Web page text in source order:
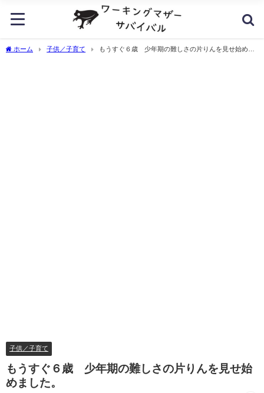
ホーム 子供／子育て
もうすぐ６歳 少年期の難しさの片りんを見せ始めま
子供／子育て
もうすぐ６歳 少年期の難しさの片りんを見せ始
めました。